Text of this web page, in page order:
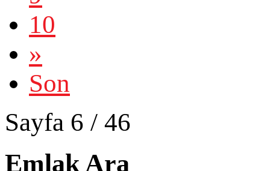
10
»
Son
Sayfa 6 / 46
Emlak Ara